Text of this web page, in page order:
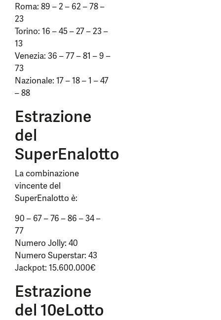
Roma: 89 – 2 – 62 – 78 –
23
Torino: 16 – 45 – 27 – 23 –
13
Venezia: 36 – 77 – 81 – 9 –
73
Nazionale: 17 – 18 – 1 – 47
– 88
Estrazione
del
SuperEnalotto
La combinazione
vincente del
SuperEnalotto è:
90 – 67 – 76 – 86 – 34 –
77
Numero Jolly: 40
Numero Superstar: 43
Jackpot: 15.600.000€
Estrazione
del 10eLotto